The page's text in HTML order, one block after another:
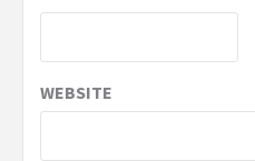
WEBSITE